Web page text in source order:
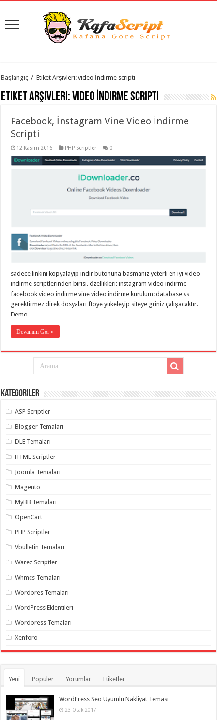
istanbul
evden
eve
organizasyon,
gaziantep
evden
taşımacılık,
evden
taşımacılık
taşımacılık,
evden
taşımacılık
gaziantep
evden
taşımacılık,
eve
gaziantep
evden
taşımacılık,
organizasyon
organizasyon,
organizasyon,
organizasyon,
organizasyon,
organizasyon,
gaziantep
palyaço,
takipçi
twitter
takipçi
hilesi ,
instagram
takipçi
hilesi
Başlangıç / Etiket Arşivleri: video İndirme scripti
Etiket Arşivleri:video İndirme scripti
Facebook, İnstagram Vine Video İndirme
Scripti
12 Kasım 2016 PHP Scriptler 0
sadece linkini kopyalayıp indir butonuna basmanız yeterli en iyi video
indirme scriptlerinden birisi. özellikleri: instagram video indirme
facebook video indirme vine video indirme kurulum: database vs
gerektirmez direk dosyaları ftpye yükeleyip siteye griniz çalışacaktır.
Demo …
Devamını Gör »
Kategoriler
ASP Scriptler
Blogger Temaları
DLE Temaları
HTML Scriptler
Joomla Temaları
Magento
MyBB Temaları
OpenCart
PHP Scriptler
Vbulletin Temaları
Warez Scriptler
Whmcs Temaları
Wordpres Temaları
WordPress Eklentileri
Wordpress Temaları
Xenforo
Yeni Popüler Yorumlar Etiketler
WordPress Seo Uyumlu Nakliyat Teması
23 Ocak 2017